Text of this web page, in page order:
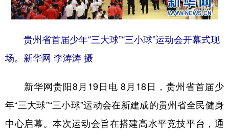
地方频道
北京 天津 河北 山西
辽宁 吉林
浙江 安徽 福建 江西
山东 河南 湖北 湖南
广东 广西 海南 重庆
贵州省首届少年“三大球”“三小球”运动会开幕式现
场。新华网 李涛涛 摄
新华网贵阳8月19日电 8月18日，贵州省首届少
年“三大球”“三小球”运动会在新建成的贵州省全民健身
中心启幕。本次运动会旨在搭建高水平竞技平台，通